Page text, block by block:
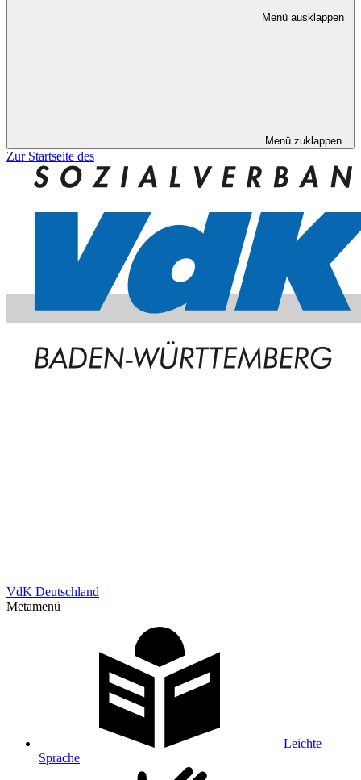
Menü ausklappen
Menü zuklappen
Zur Startseite des
VdK Deutschland
Metamenü
Leichte
Sprache